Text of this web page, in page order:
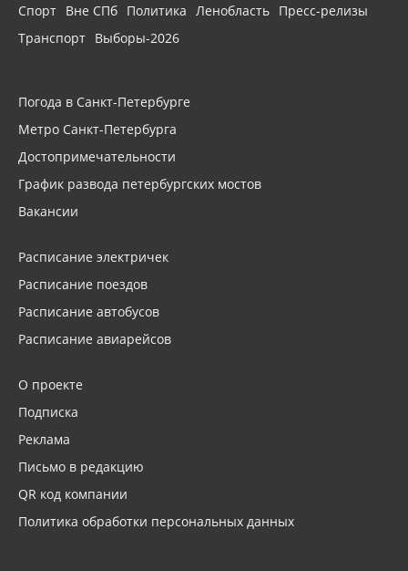
Спорт Вне СПб Политика Ленобласть Пресс-релизы
Транспорт Выборы-2026
Погода в Санкт-Петербурге
Метро Санкт-Петербурга
Достопримечательности
График развода петербургских мостов
Вакансии
Расписание электричек
Расписание поездов
Расписание автобусов
Расписание авиарейсов
О проекте
Подписка
Реклама
Письмо в редакцию
QR код компании
Политика обработки персональных данных